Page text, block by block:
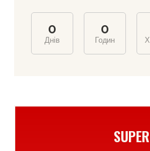
0
Днів
0
Годин
SUPER